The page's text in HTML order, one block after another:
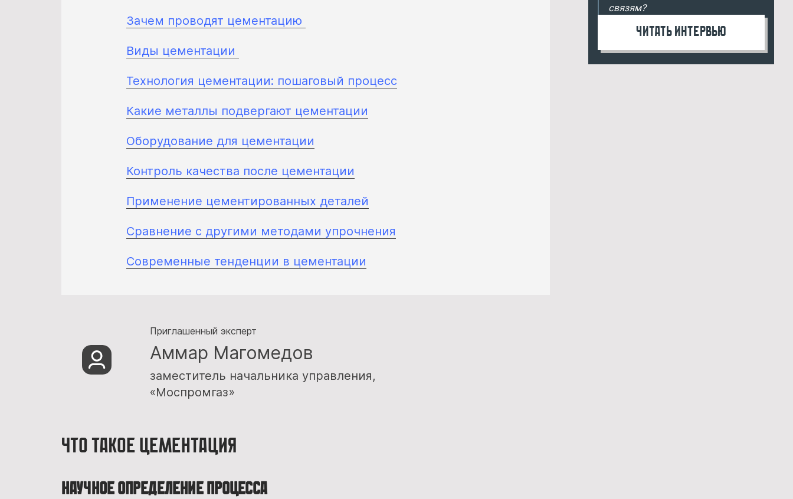
Зачем проводят цементацию
Виды цементации
Технология цементации: пошаговый процесс
Какие металлы подвергают цементации
Оборудование для цементации
Контроль качества после цементации
Применение цементированных деталей
Сравнение с другими методами упрочнения
Современные тенденции в цементации
Приглашенный эксперт
Аммар Магомедов
заместитель начальника управления,
«Моспромгаз»
Что такое цементация
Научное определение процесса
связям?
Читать интервью